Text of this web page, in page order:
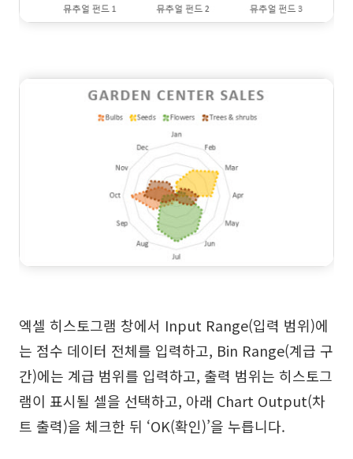
엑셀 히스토그램 창에서 Input Range(입력 범위)에
는 점수 데이터 전체를 입력하고, Bin Range(계급 구
간)에는 계급 범위를 입력하고, 출력 범위는 히스토그
램이 표시될 셀을 선택하고, 아래 Chart Output(차
트 출력)을 체크한 뒤 ‘OK(확인)’을 누릅니다.